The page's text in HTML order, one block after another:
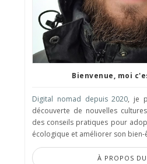
Bienvenue, moi
Digital nomad depuis 2020, je
découverte de nouvelles
des conseils pratiques pour
écologique et améliorer son
À PROPOS